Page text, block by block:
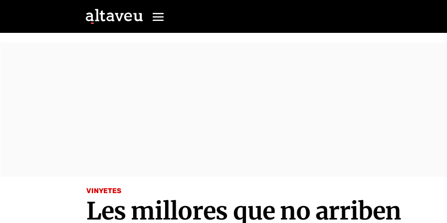
VINYETES
Les millores que no arriben